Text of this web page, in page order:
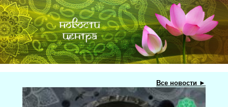
Все новости ►